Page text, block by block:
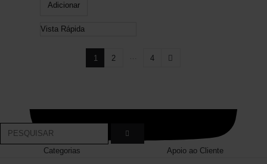
Adicionar
Vista Rápida
1 2 4
Categorias Apoio ao Cliente